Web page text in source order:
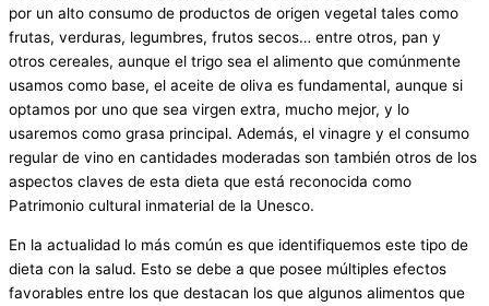
por un alto consumo de productos de origen vegetal tales como
frutas, verduras, legumbres, frutos secos… entre otros, pan y
otros cereales, aunque el trigo sea el alimento que comúnmente
usamos como base, el aceite de oliva es fundamental, aunque si
optamos por uno que sea virgen extra, mucho mejor, y lo
usaremos como grasa principal. Además, el vinagre y el consumo
regular de vino en cantidades moderadas son también otros de los
aspectos claves de esta dieta que está reconocida como
Patrimonio cultural inmaterial de la Unesco.
En la actualidad lo más común es que identifiquemos este tipo de
dieta con la salud. Esto se debe a que posee múltiples efectos
favorables entre los que destacan los que algunos alimentos que